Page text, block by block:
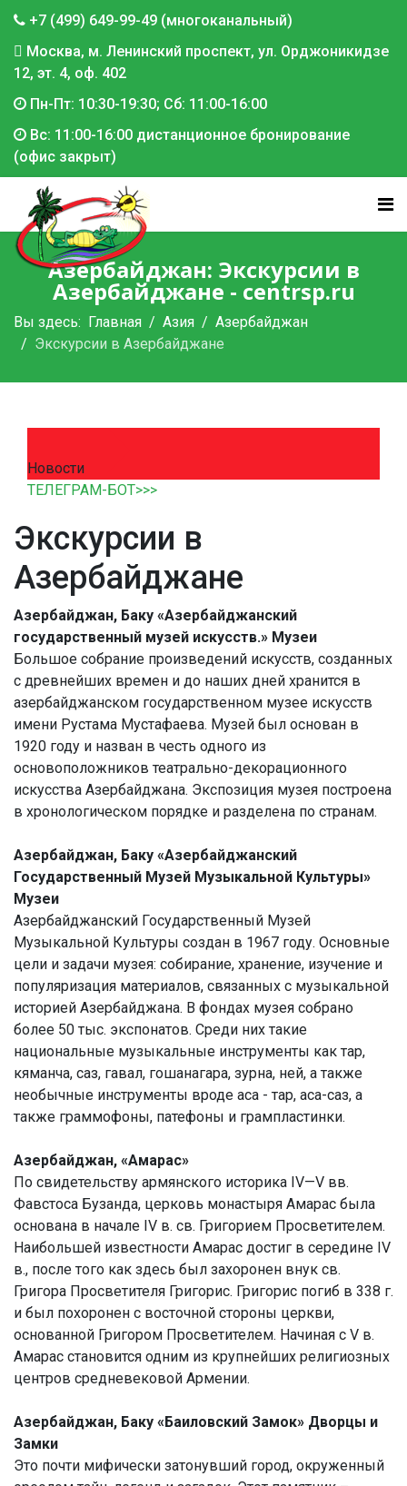
+7 (499) 649-99-49 (многоканальный)
Москва, м. Ленинский проспект, ул. Орджоникидзе
12, эт. 4, оф. 402
Пн-Пт: 10:30-19:30; Сб: 11:00-16:00
Вс: 11:00-16:00 дистанционное бронирование
(офис закрыт)
Азербайджан: Экскурсии в
Азербайджане - centrsp.ru
Вы здесь: Главная Азия
Азербайджан
Экскурсии в Азербайджане
Новости
ТЕЛЕГРАМ-БОТ>>>
Экскурсии в
Азербайджане
Азербайджан, Баку «Азербайджанский
государственный музей искусств.» Музеи
Большое собрание произведений искусств, созданных
с древнейших времен и до наших дней хранится в
азербайджанском государственном музее искусств
имени Рустама Мустафаева. Музей был основан в
1920 году и назван в честь одного из
основоположников театрально-декорационного
искусства Азербайджана. Экспозиция музея построена
в хронологическом порядке и разделена по странам.
Азербайджан, Баку «Азербайджанский
Государственный Музей Музыкальной Культуры»
Музеи
Азербайджанский Государственный Музей
Музыкальной Культуры создан в 1967 году. Основные
цели и задачи музея: собирание, хранение, изучение и
популяризация материалов, связанных с музыкальной
историей Азербайджана. В фондах музея собрано
более 50 тыс. экспонатов. Среди них такие
национальные музыкальные инструменты как тар,
кяманча, саз, гавал, гошанагара, зурна, ней, а также
необычные инструменты вроде аса - тар, аса-саз, а
также граммофоны, патефоны и грампластинки.
Азербайджан, «Амарас»
По свидетельству армянского историка IV—V вв.
Фавстоса Бузанда, церковь монастыря Амарас была
основана в начале IV в. св. Григорием Просветителем.
Наибольшей известности Амарас достиг в середине IV
в., после того как здесь был захоронен внук св.
Григора Просветителя Григорис. Григорис погиб в 338 г.
и был похоронен с восточной стороны церкви,
основанной Григором Просветителем. Начиная с V в.
Амарас становится одним из крупнейших религиозных
центров средневековой Армении.
Азербайджан, Баку «Баиловский Замок» Дворцы и
Замки
Это почти мифически затонувший город, окруженный